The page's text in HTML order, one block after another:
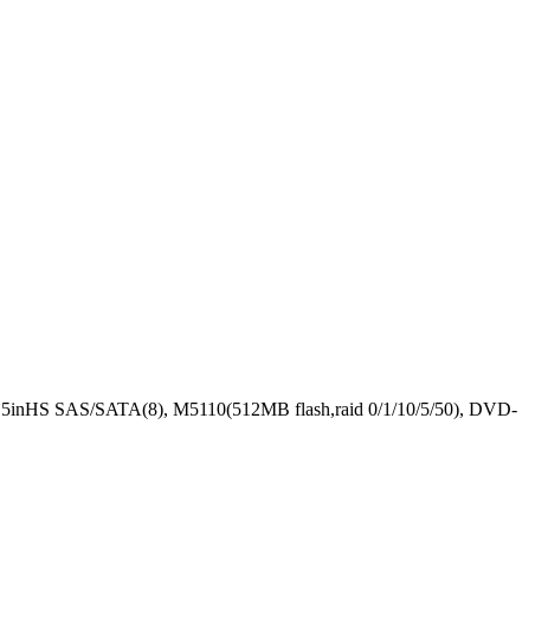
SAS/SATA(8), M5110(512MB flash,raid 0/1/10/5/50), DVD-